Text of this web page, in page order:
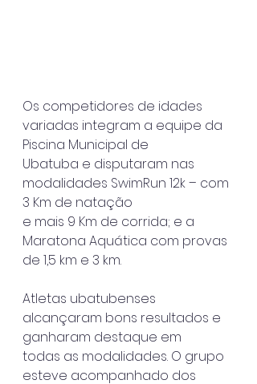
Os competidores de idades
variadas integram a equipe da
Piscina Municipal de
Ubatuba e disputaram nas
modalidades SwimRun 12k – com
3 Km de natação
e mais 9 Km de corrida; e a
Maratona Aquática com provas
de 1,5 km e 3 km.
Atletas ubatubenses
alcançaram bons resultados e
ganharam destaque em
todas as modalidades. O grupo
esteve acompanhado dos